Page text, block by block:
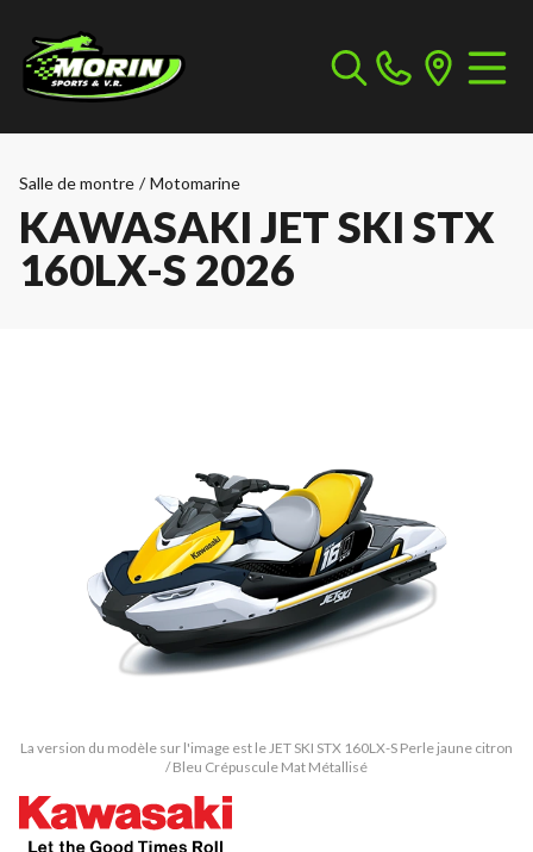
Salle de montre / Motomarine
KAWASAKI JET SKI STX
160LX-S 2026
La version du modèle sur l'image est le JET SKI STX 160LX-S Perle jaune citron
/ Bleu Crépuscule Mat Métallisé